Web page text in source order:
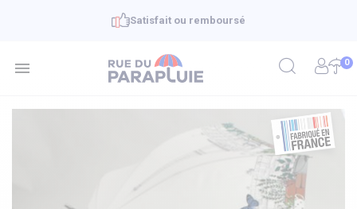
Satisfait ou remboursé
 0